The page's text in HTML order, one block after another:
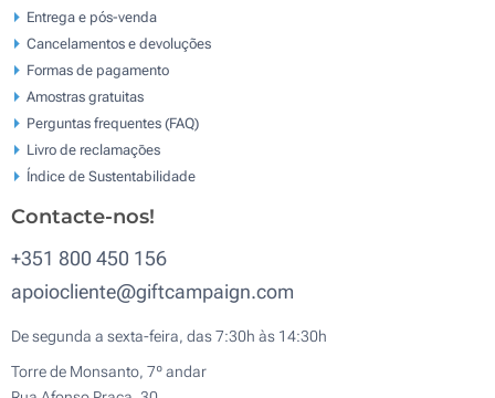
Entrega e pós-venda
Cancelamentos e devoluções
Formas de pagamento
Amostras gratuitas
Perguntas frequentes (FAQ)
Livro de reclamaçōes
Índice de Sustentabilidade
Contacte-nos!
+351 800 450 156
apoiocliente@giftcampaign.com
De segunda a sexta-feira, das 7:30h às 14:30h
Torre de Monsanto, 7º andar